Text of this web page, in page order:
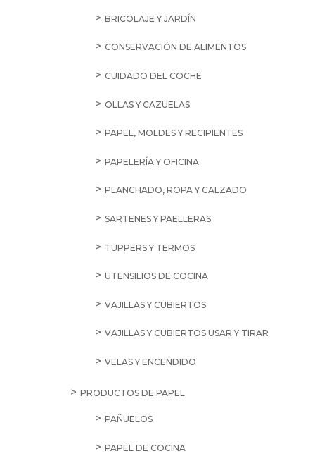
BRICOLAJE Y JARDÍN
CONSERVACIÓN DE ALIMENTOS
CUIDADO DEL COCHE
OLLAS Y CAZUELAS
PAPEL, MOLDES Y RECIPIENTES
PAPELERÍA Y OFICINA
PLANCHADO, ROPA Y CALZADO
SARTENES Y PAELLERAS
TUPPERS Y TERMOS
UTENSILIOS DE COCINA
VAJILLAS Y CUBIERTOS
VAJILLAS Y CUBIERTOS USAR Y TIRAR
VELAS Y ENCENDIDO
PRODUCTOS DE PAPEL
PAÑUELOS
PAPEL DE COCINA